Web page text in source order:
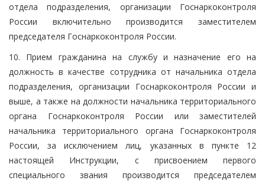
отдела подразделения, организации Госнаркоконтроля
России включительно производится заместителем
председателя Госнаркоконтроля России.
10. Прием гражданина на службу и назначение его на
должность в качестве сотрудника от начальника отдела
подразделения, организации Госнаркоконтроля России и
выше, а также на должности начальника территориального
органа Госнаркоконтроля России или заместителей
начальника территориального органа Госнаркоконтроля
России, за исключением лиц, указанных в пункте 12
настоящей Инструкции, с присвоением первого
специального звания производится председателем